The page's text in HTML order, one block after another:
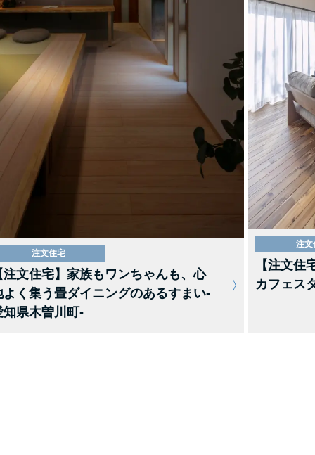
注文住宅
注文住宅】家族もワンちゃんも、心
よく集う畳ダイニングのあるすまい-
知県木曽川町-
注文
【注文住
カフェス